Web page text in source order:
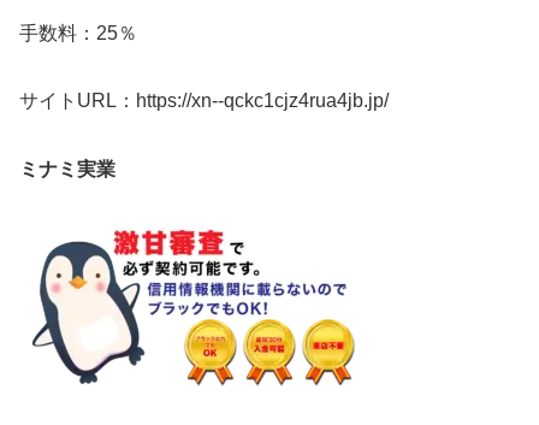
手数料：25％
サイトURL：https://xn--qckc1cjz4rua4jb.jp/
ミナミ実業